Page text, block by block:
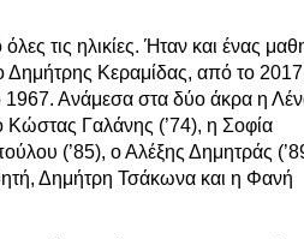
τις ηλικίες. Ήταν και ένας
Δημήτρης Κεραμίδας, από το
1967. Ανάμεσα στα δύο άκρα η
Κώστας Γαλάνης (’74), η Σοφία
(’85), ο Αλέξης Δημητράς
Δημήτρη Τσάκωνα και η Φανή